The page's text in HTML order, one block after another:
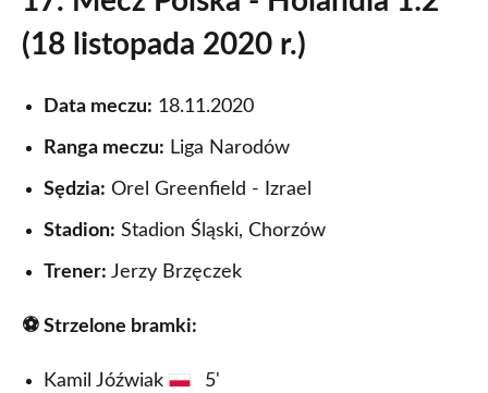
(18 listopada 2020 r.)
Data meczu: 18.11.2020
Ranga meczu: Liga Narodów
Sędzia: Orel Greenfield - Izrael
Stadion: Stadion Śląski, Chorzów
Trener: Jerzy Brzęczek
⚽ Strzelone bramki:
Kamil Jóźwiak 5'